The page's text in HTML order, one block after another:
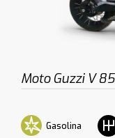
Moto Guzzi V 85
Gasolina